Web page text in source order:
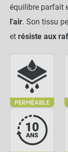
NOTRE
équilibre parfait
l'air. Son tissu
et résiste aux